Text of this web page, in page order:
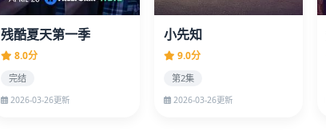
残酷夏天第一季
8.0分
完结
2026-03-26更新
小先知
9.0分
第2集
2026-03-26更新